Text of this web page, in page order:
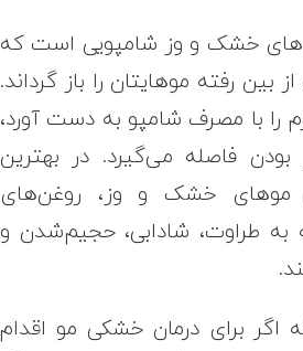
خشک و وز شامپویی است که
بین‌ رفته موهایتان را باز گرداند.
را با مصرف شامپو به دست آورد،
فاصله می‌گیرد. در بهترین
خشک و وز، روغن‌های
به طراوت، شادابی، حجیم‌شدن و
اگر برای درمان خشکی مو اقدام